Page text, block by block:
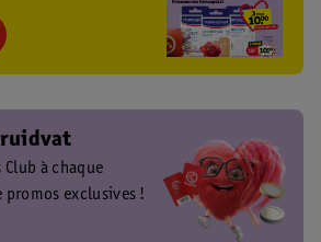
à chaque
exclusives !